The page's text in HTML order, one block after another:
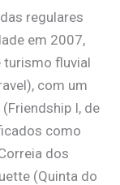
regulares
em 2007,
turismo fluvial
com um
I, de
como
dos
(Quinta do